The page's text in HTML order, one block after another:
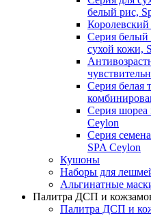
белый рис,
Королевский
Серия белый
сухой кожи,
Серия белая
Серия шореа
Ceylon
Серия
SPA Ceylon
Кушоны
Наборы для
Альгинатные
Палитра ДСП и
Палитра ДСП и